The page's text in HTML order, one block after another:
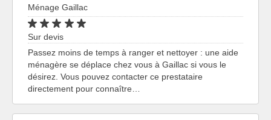
Ménage Gaillac
Sur devis
Passez moins de temps à ranger et nettoyer : une aide
ménagère se déplace chez vous à Gaillac si vous le
désirez. Vous pouvez contacter ce prestataire
directement pour connaître…